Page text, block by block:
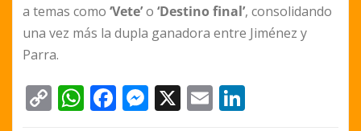
a temas como ‘Vete’o ‘Destino final’, consolidando
una vez más la dupla ganadora entre Jiménez y
Parra.
C W F M X E